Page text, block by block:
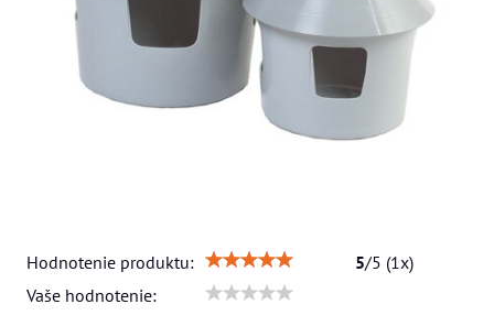
Hodnotenie produktu: 5/5 (1x)
Vaše hodnotenie: